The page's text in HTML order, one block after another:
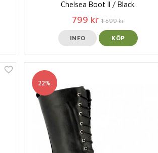
Chelsea Boot ll / Black
799 kr 1 599 kr
INFO KÖP
22%